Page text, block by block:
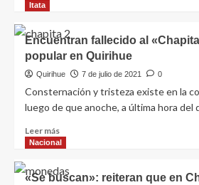
Itata
Encuentran fallecido al
popular en Quirihue
Quirihue 7 de julio de 2021 0
Consternación y tristeza existe en la
luego de que anoche, a última hora del
Leer más
Nacional
«Se buscan»: reiteran que en